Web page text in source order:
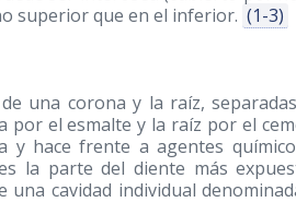
superior que en el inferior. (1-3)
una corona y la raíz,
por el esmalte y la raíz por el
y hace frente a agentes
la parte del diente más
una cavidad individual